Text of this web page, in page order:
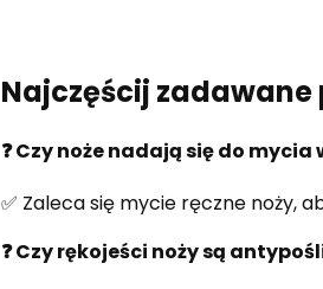
Najczęścij
❓ Czy noże nadają się do mycia
✅ Zaleca się mycie ręczne noży,
❓ Czy rękojeści noży są